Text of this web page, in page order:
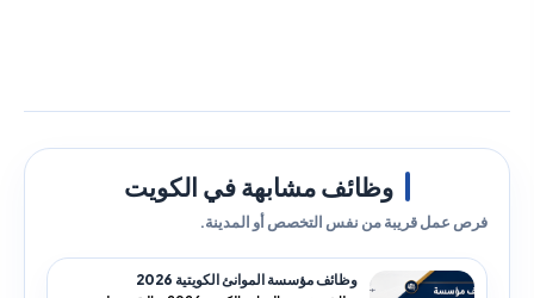
وظائف مشابهة في الكويت
فرص عمل قريبة من نفس التخصص أو المدينة.
وظائف مؤسسة الموانئ الكويتية 2026